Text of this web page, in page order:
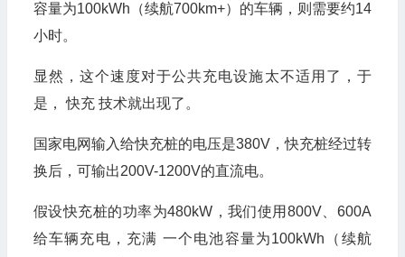
容量为100kWh（续航700km+）的车辆，则需要约14
小时。
显然，这个速度对于公共充电设施太不适用了，于
是， 快充 技术就出现了。
国家电网输入给快充桩的电压是380V，快充桩经过转
换后，可输出200V-1200V的直流电。
假设快充桩的功率为480kW，我们使用800V、600A
给车辆充电，充满 一个电池容量为100kWh（续航